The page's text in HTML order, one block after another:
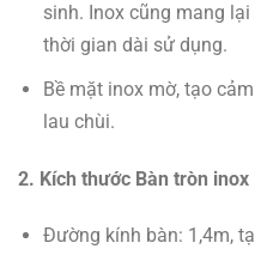
sinh. Inox cũng mang
thời gian dài sử dụng.
Bề mặt inox mờ, tạo
lau chùi.
2. Kích thước Bàn tròn inox
Đường kính bàn: 1,4m,